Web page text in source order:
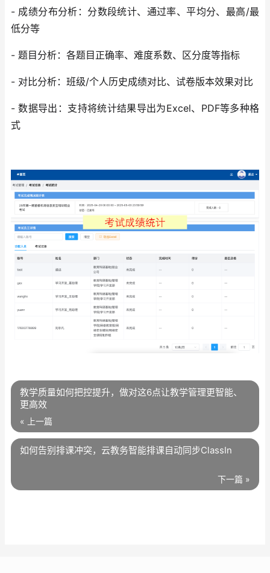
- 成绩分布分析：分数段统计、通过率、平均分、最高/最
低分等
- 题目分析：各题目正确率、难度系数、区分度等指标
- 对比分析：班级/个人历史成绩对比、试卷版本效果对比
- 数据导出：支持将统计结果导出为Excel、PDF等多种格
式
教学质量如何把控提升，做对这6点让教学管理更智能、
更高效
« 上一篇
如何告别排课冲突，云教务智能排课自动同步ClassIn
下一篇 »